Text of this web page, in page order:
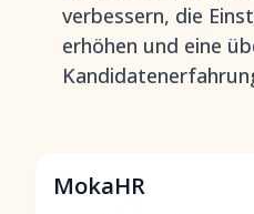
verbessern, die
erhöhen und eine
MokaHR